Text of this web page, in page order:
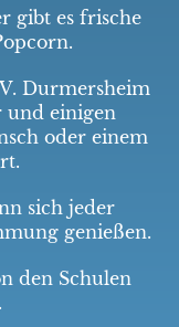
gibt es frische
Durmersheim
und einigen
oder einem
sich jeder
genießen.
den Schulen